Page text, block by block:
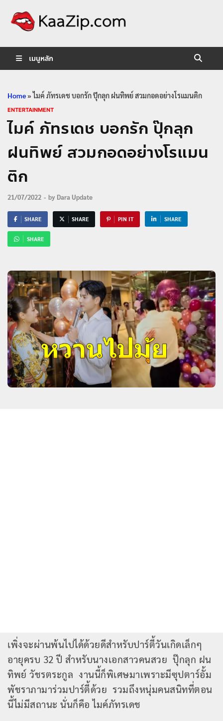
เมนูหลัก
Home»ไมค์ ภัทรเดช บอกรัก ปุ๊กลุก ฝนทิพย์ สวมกอดอย่างโรแมนติก
ENTERTAINMENT
ไมค์ ภัทรเดช บอกรัก ปุ๊กลุก
ฝนทิพย์ สวมกอดอย่างโรแมน
ติก
21/07/2022 - by Dara Update
SHARE SHARE PIN IT SHARE
SHARE
เพิ่งจะผ่านพ้นไปได้ด้วยดีสำหรับปาร์ตี้วันเกิดเล็กๆ
อายุครบ 32 ปี สำหรับนางเอกสาวคนสวย ปุ๊กลุก ฝน
ทิพย์ วัชรตระกูล งานนี้ก็พิเศษมาเพราะมีซุปตาร์อั้ม
พัชราภามาร่วมปาร์ตี้ด้วย รวมถึงหนุ่มคนสนิทที่ตอน
นี้ไม่มีสถานะ นั่นก็คือ ไมค์ภัทรเดช